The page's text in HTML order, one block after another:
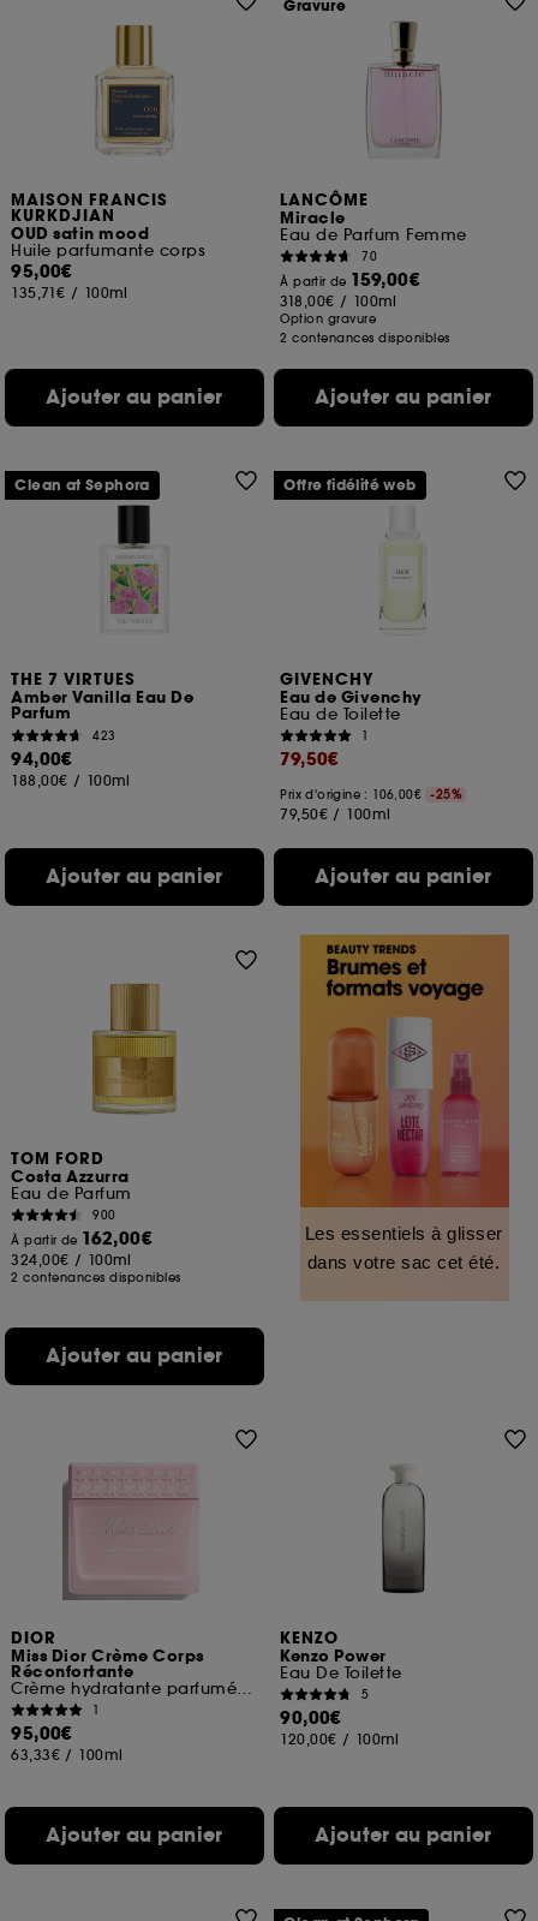
MAISON FRANCIS
KURKDJIAN
OUD satin mood
Huile parfumante corps
95,00€
135,71€ / 100ml
Ajouter au panier
LANCÔME
Miracle
Eau de Parfum Femme
70
À partir de 159,00€
318,00€ / 100ml
Option gravure
2 contenances disponibles
Ajouter au panier
Gravure
THE 7 VIRTUES
Amber Vanilla Eau De
Parfum
423
94,00€
188,00€ / 100ml
Ajouter au panier
Clean at Sephora
GIVENCHY
Eau de Givenchy
Eau de Toilette
1
79,50€
Prix d'origine : 106,00€ -25%
79,50€ / 100ml
Ajouter au panier
Offre fidélité web
TOM FORD
Costa Azzurra
Eau de Parfum
900
À partir de 162,00€
324,00€ / 100ml
2 contenances disponibles
Ajouter au panier
Les essentiels à glisser
dans votre sac cet été.
DIOR
Miss Dior Crème Corps
Réconfortante
Crème hydratante parfumé pour le corps
1
95,00€
63,33€ / 100ml
Ajouter au panier
KENZO
Kenzo Power
Eau De Toilette
5
90,00€
120,00€ / 100ml
Ajouter au panier